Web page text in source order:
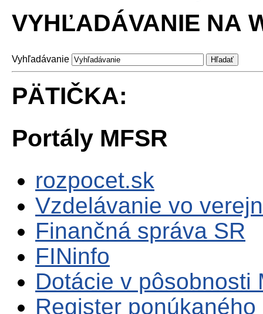
VYHĽADÁVANIE NA
Vyhľadávanie
PÄTIČKA:
Portály MFSR
rozpocet.sk
Vzdelávanie vo
Finančná správa SR
FINinfo
Dotácie v pôsobnosti
Register